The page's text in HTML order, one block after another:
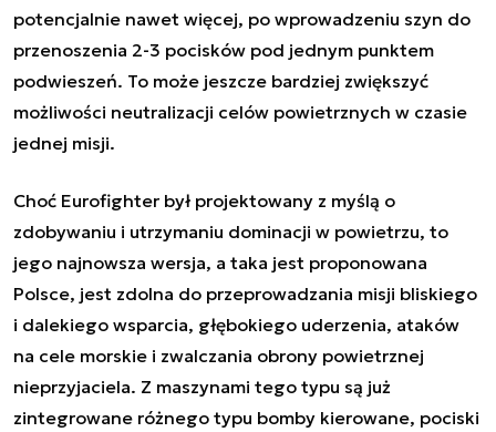
potencjalnie nawet więcej, po wprowadzeniu szyn do
przenoszenia 2-3 pocisków pod jednym punktem
podwieszeń. To może jeszcze bardziej zwiększyć
możliwości neutralizacji celów powietrznych w czasie
jednej misji.
Choć Eurofighter był projektowany z myślą o
zdobywaniu i utrzymaniu dominacji w powietrzu, to
jego najnowsza wersja, a taka jest proponowana
Polsce, jest zdolna do przeprowadzania misji bliskiego
i dalekiego wsparcia, głębokiego uderzenia, ataków
na cele morskie i zwalczania obrony powietrznej
nieprzyjaciela. Z maszynami tego typu są już
zintegrowane różnego typu bomby kierowane, pociski